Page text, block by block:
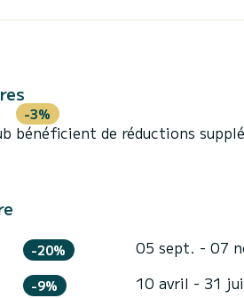
-3%
bénéficient de réductions
-20% 05 sept. - 07
-9% 10 avril - 31